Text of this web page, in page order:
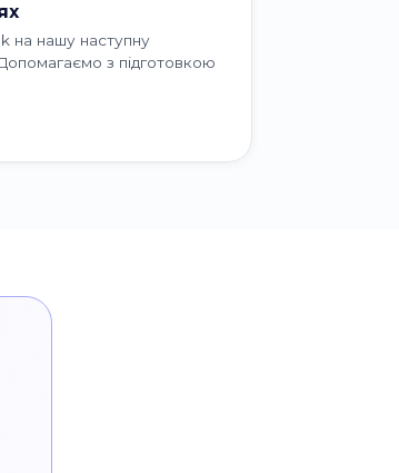
на нашу наступну
з підготовкою